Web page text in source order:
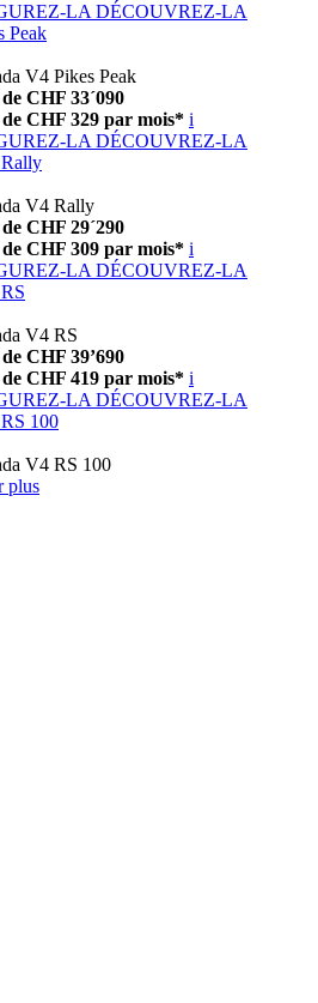
LA DÉCOUVREZ-LA
Peak
V4 Pikes Peak
CHF 33´090
CHF 329 par mois* i
LA DÉCOUVREZ-LA
V4 Rally
CHF 29´290
CHF 309 par mois* i
LA DÉCOUVREZ-LA
V4 RS
CHF 39’690
CHF 419 par mois* i
LA DÉCOUVREZ-LA
100
V4 RS 100
plus